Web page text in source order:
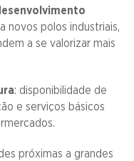
novos polos industriais,
a se valorizar mais
: disponibilidade de
e serviços básicos
próximas a grandes